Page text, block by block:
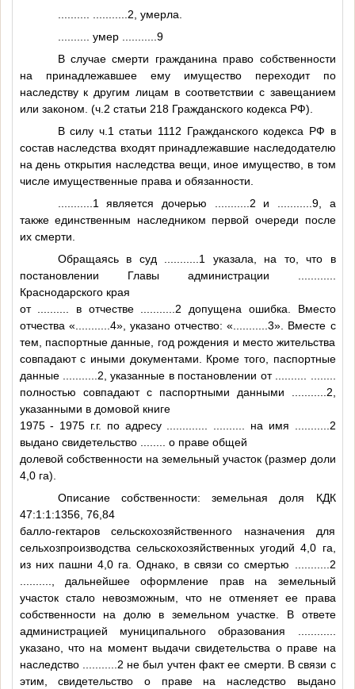
...........2 , умерла.
умер
...........9
В случае смерти гражданина право собственности
на принадлежавшее ему имущество переходит по
наследству к другим лицам в соответствии с завещанием
или законом. (ч.2 статьи 218 Гражданского кодекса РФ).
В силу ч.1 статьи 1112 Гражданского кодекса РФ в
состав наследства входят принадлежавшие наследодателю
на день открытия наследства вещи, иное имущество, в том
числе имущественные права и обязанности.
...........1
является дочерью ...........2 и ...........9, а
также единственным наследником первой очереди после
их смерти.
Обращаясь в суд
...........1
указала, на то, что в
постановлении Главы администрации
Краснодарского края
от
в отчестве ...........2 допущена ошибка. Вместо
отчества « ...........4», указано отчество: « ...........3». Вместе с
тем, паспортные данные, год рождения и место жительства
совпадают с иными документами. Кроме того, паспортные
данные
...........2 , указанные в постановлении от
полностью совпадают с паспортными данными
...........2
указанными в домовой книге
1975 - 1975 г.г. по адресу
на имя
...........2
выдано свидетельство
о праве общей
долевой собственности на земельный участок (размер доли
4,0 га).
Описание собственности: земельная доля КДК
47:1:1:1356, 76,84
балло-гектаров сельскохозяйственного назначения для
сельхозпроизводства сельскохозяйственных угодий 4,0 га,
из них пашни 4,0 га. Однако, в связи со смертью
...........2
, дальнейшее оформление прав на земельный
участок стало невозможным, что не отменяет ее права
собственности на долю в земельном участке. В ответе
администрацией муниципального образования
указано, что на момент выдачи свидетельства о праве на
наследство
...........2 не был учтен факт ее смерти. В связи с
этим, свидетельство о праве на наследство выдано